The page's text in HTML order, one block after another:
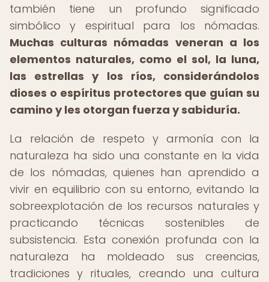
también tiene un profundo significado
simbólico y espiritual para los nómadas.
Muchas culturas nómadas veneran a los
elementos naturales, como el sol, la luna,
las estrellas y los ríos, considerándolos
dioses o espíritus protectores que guían su
camino y les otorgan fuerza y sabiduría.
La relación de respeto y armonía con la
naturaleza ha sido una constante en la vida
de los nómadas, quienes han aprendido a
vivir en equilibrio con su entorno, evitando la
sobreexplotación de los recursos naturales y
practicando técnicas sostenibles de
subsistencia. Esta conexión profunda con la
naturaleza ha moldeado sus creencias,
tradiciones y rituales, creando una cultura